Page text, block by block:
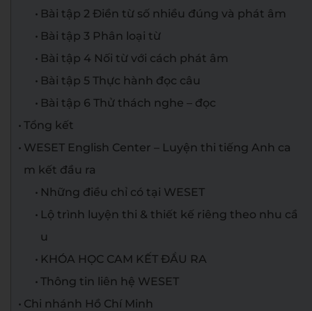
Bài tập 2 Điền từ số nhiều đúng và phát âm
Bài tập 3 Phân loại từ
Bài tập 4 Nối từ với cách phát âm
Bài tập 5 Thực hành đọc câu
Bài tập 6 Thử thách nghe – đọc
Tổng kết
WESET English Center – Luyện thi tiếng Anh ca
m kết đầu ra
Những điều chỉ có tại WESET
Lộ trình luyện thi & thiết kế riêng theo nhu cầ
u
KHÓA HỌC CAM KẾT ĐẦU RA
Thông tin liên hệ WESET
Chi nhánh Hồ Chí Minh